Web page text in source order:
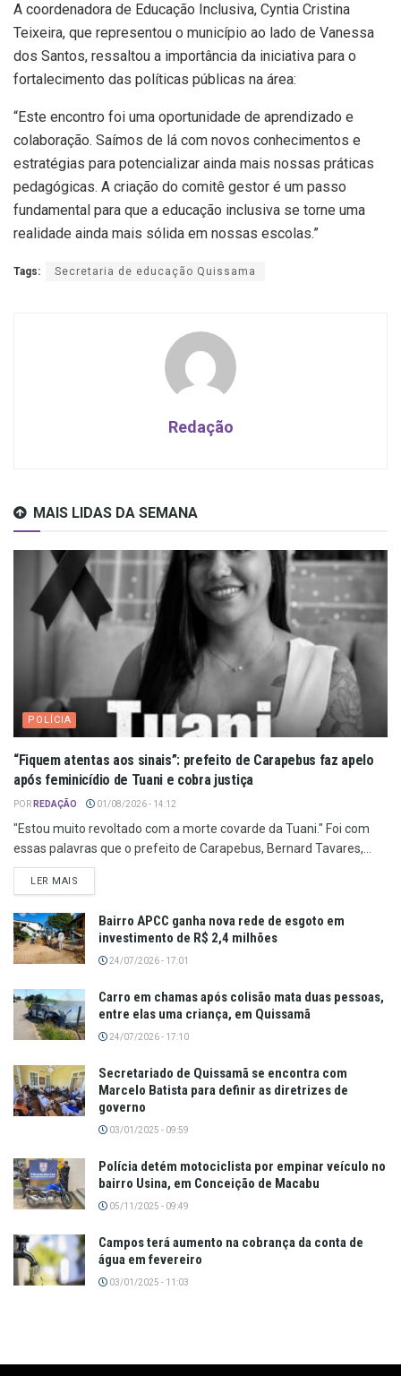
A coordenadora de Educação Inclusiva, Cyntia Cristina
Teixeira, que representou o município ao lado de Vanessa
dos Santos, ressaltou a importância da iniciativa para o
fortalecimento das políticas públicas na área:
“Este encontro foi uma oportunidade de aprendizado e
colaboração. Saímos de lá com novos conhecimentos e
estratégias para potencializar ainda mais nossas práticas
pedagógicas. A criação do comitê gestor é um passo
fundamental para que a educação inclusiva se torne uma
realidade ainda mais sólida em nossas escolas.”
Tags: Secretaria de educação Quissama
Redação
MAIS LIDAS DA SEMANA
POLÍCIA
“Fiquem atentas aos sinais”: prefeito de Carapebus faz apelo
após feminicídio de Tuani e cobra justiça
POR REDAÇÃO 01/08/2026 - 14:12
"Estou muito revoltado com a morte covarde da Tuani." Foi com
essas palavras que o prefeito de Carapebus, Bernard Tavares,...
LER MAIS
Bairro APCC ganha nova rede de esgoto em
investimento de R$ 2,4 milhões
24/07/2026 - 17:01
Carro em chamas após colisão mata duas pessoas,
entre elas uma criança, em Quissamã
24/07/2026 - 17:10
Secretariado de Quissamã se encontra com
Marcelo Batista para definir as diretrizes de
governo
03/01/2025 - 09:59
Polícia detém motociclista por empinar veículo no
bairro Usina, em Conceição de Macabu
05/11/2025 - 09:49
Campos terá aumento na cobrança da conta de
água em fevereiro
03/01/2025 - 11:03